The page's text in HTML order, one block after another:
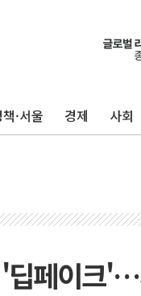
·서울 경제 사회
딥페이크